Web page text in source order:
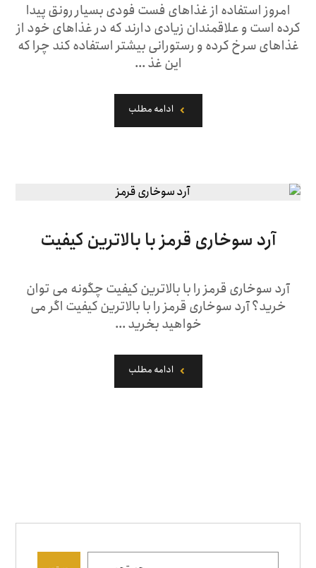
امروز استفاده از غذاهای فست فودی بسیار رونق پیدا
کرده است و علاقمندان زیادی دارند که در غذاهای خود از
غذاهای سرخ کرده و رستورانی بیشتر استفاده کند چرا که
این غذ ...
ادامه مطلب
آرد سوخاری قرمز با بالاترین کیفیت
آرد سوخاری قرمز را با بالاترین کیفیت چگونه می توان
خرید؟ آرد سوخاری قرمز را با بالاترین کیفیت اگر می
خواهید بخرید ...
ادامه مطلب